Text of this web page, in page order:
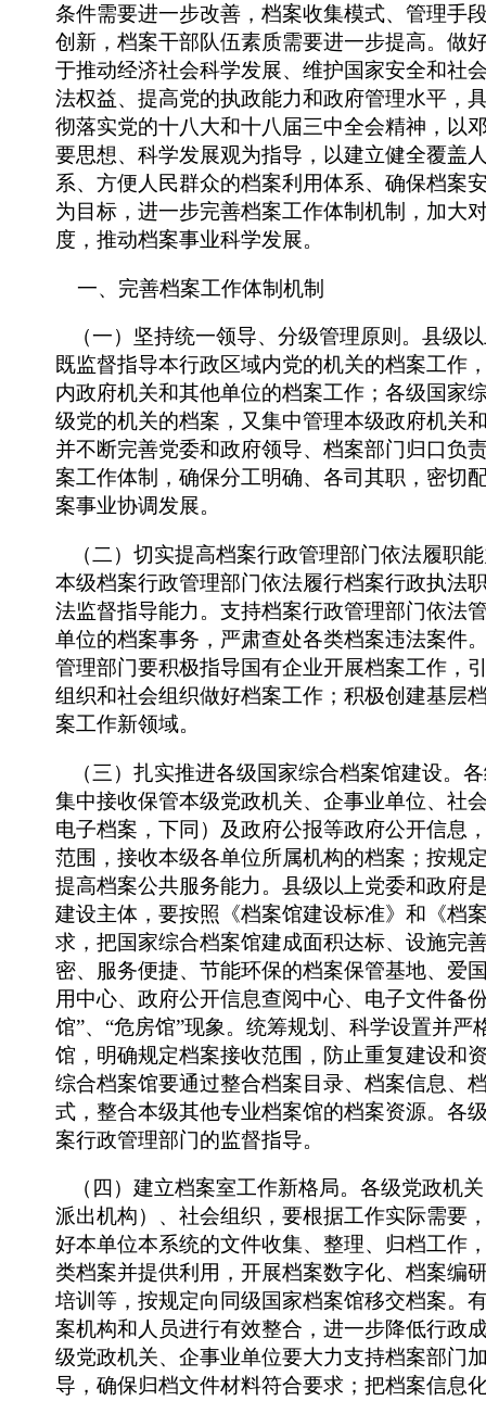
条件需要进一步改善，档案收集模式、管理手
创新，档案干部队伍素质需要进一步提高。做
于推动经济社会科学发展、维护国家安全和社
法权益、提高党的执政能力和政府管理水平，
彻落实党的十八大和十八届三中全会精神，以
要思想、科学发展观为指导，以建立健全覆盖
系、方便人民群众的档案利用体系、确保档案
为目标，进一步完善档案工作体制机制，加大
度，推动档案事业科学发展。
一、完善档案工作体制机制
（一）坚持统一领导、分级管理原则。县级
既监督指导本行政区域内党的机关的档案工作
内政府机关和其他单位的档案工作；各级国家
级党的机关的档案，又集中管理本级政府机关
并不断完善党委和政府领导、档案部门归口负
案工作体制，确保分工明确、各司其职，密切
案事业协调发展。
（二）切实提高档案行政管理部门依法履职
本级档案行政管理部门依法履行档案行政执法
法监督指导能力。支持档案行政管理部门依法
单位的档案事务，严肃查处各类档案违法案件
管理部门要积极指导国有企业开展档案工作，
组织和社会组织做好档案工作；积极创建基层
案工作新领域。
（三）扎实推进各级国家综合档案馆建设。
集中接收保管本级党政机关、企事业单位、社
电子档案，下同）及政府公报等政府公开信息
范围，接收本级各单位所属机构的档案；按规
提高档案公共服务能力。县级以上党委和政府
建设主体，要按照《档案馆建设标准》和《档
求，把国家综合档案馆建成面积达标、设施完
密、服务便捷、节能环保的档案保管基地、爱
用中心、政府公开信息查阅中心、电子文件备
馆”、“危房馆”现象。统筹规划、科学设置并严
馆，明确规定档案接收范围，防止重复建设和
综合档案馆要通过整合档案目录、档案信息、
式，整合本级其他专业档案馆的档案资源。各
案行政管理部门的监督指导。
（四）建立档案室工作新格局。各级党政机
派出机构）、社会组织，要根据工作实际需要
好本单位本系统的文件收集、整理、归档工作
类档案并提供利用，开展档案数字化、档案编
培训等，按规定向同级国家档案馆移交档案。
案机构和人员进行有效整合，进一步降低行政
级党政机关、企事业单位要大力支持档案部门
导，确保归档文件材料符合要求；把档案信息